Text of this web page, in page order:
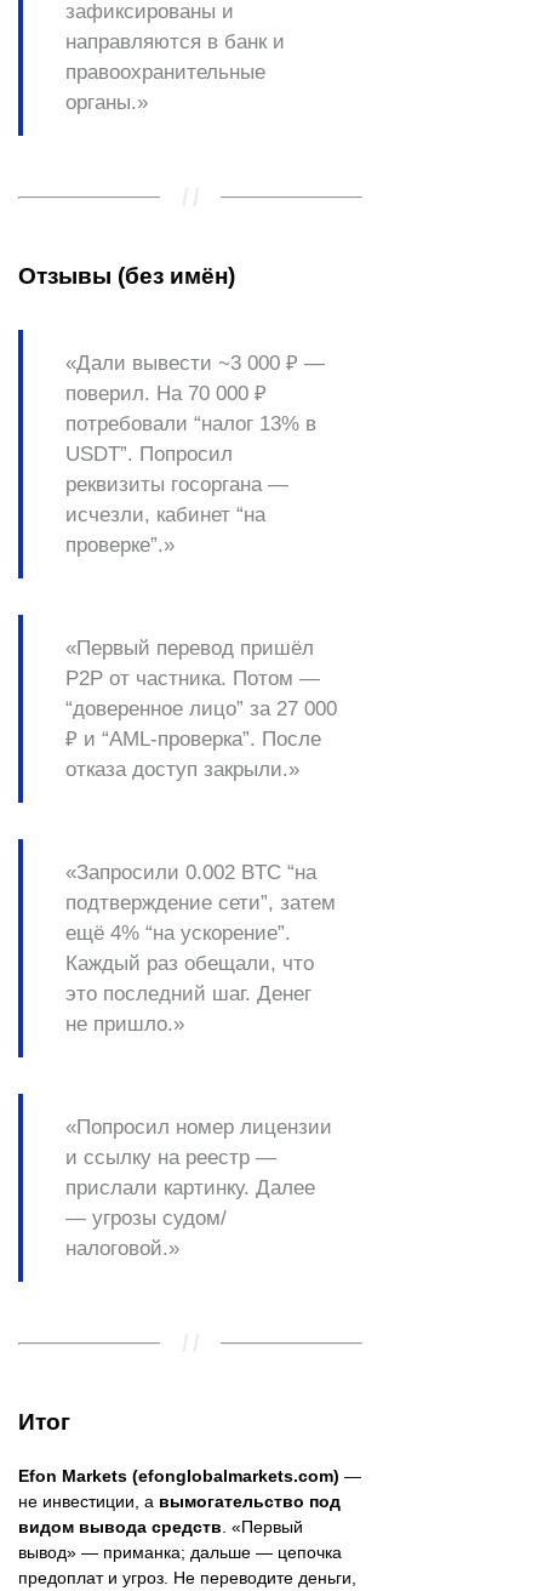
зафиксированы и
направляются в банк и
правоохранительные
органы.»
Отзывы (без имён)
«Дали вывести ~3 000 ₽ —
поверил. На 70 000 ₽
потребовали “налог 13% в
USDT”. Попросил
реквизиты госоргана —
исчезли, кабинет “на
проверке”.»
«Первый перевод пришёл
P2P от частника. Потом —
“доверенное лицо” за 27 000
₽ и “AML-проверка”. После
отказа доступ закрыли.»
«Запросили 0.002 BTC “на
подтверждение сети”, затем
ещё 4% “на ускорение”.
Каждый раз обещали, что
это последний шаг. Денег
не пришло.»
«Попросил номер лицензии
и ссылку на реестр —
прислали картинку. Далее
— угрозы судом/
налоговой.»
Итог
Efon Markets (efonglobalmarkets.com) —
не инвестиции, а вымогательство под
видом вывода средств . «Первый
вывод» — приманка; дальше — цепочка
предоплат и угроз. Не переводите деньги,